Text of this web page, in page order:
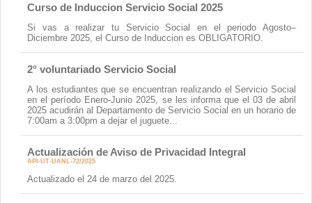
Curso de Induccion Servicio Social 2025
Si vas a realizar tu Servicio Social en el periodo Agosto–
Diciembre 2025, el Curso de Induccion es OBLIGATORIO.
2° voluntariado Servicio Social
A los estudiantes que se encuentran realizando el Servicio Social
en el período Enero-Junio 2025, se les informa que el 03 de abril
2025 acudirán al Departamento de Servicio Social en un horario de
7:00am a 3:00pm a dejar el juguete...
Actualización de Aviso de Privacidad Integral
API-UT-UANL-72/2025
Actualizado el 24 de marzo del 2025.